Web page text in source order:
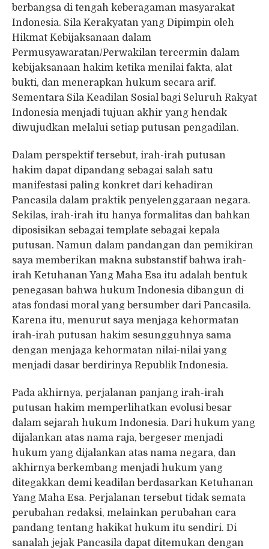
berbangsa di tengah keberagaman masyarakat
Indonesia. Sila Kerakyatan yang Dipimpin oleh
Hikmat Kebijaksanaan dalam
Permusyawaratan/Perwakilan tercermin dalam
kebijaksanaan hakim ketika menilai fakta, alat
bukti, dan menerapkan hukum secara arif.
Sementara Sila Keadilan Sosial bagi Seluruh Rakyat
Indonesia menjadi tujuan akhir yang hendak
diwujudkan melalui setiap putusan pengadilan.
Dalam perspektif tersebut, irah-irah putusan
hakim dapat dipandang sebagai salah satu
manifestasi paling konkret dari kehadiran
Pancasila dalam praktik penyelenggaraan negara.
Sekilas, irah-irah itu hanya formalitas dan bahkan
diposisikan sebagai template sebagai kepala
putusan. Namun dalam pandangan dan pemikiran
saya memberikan makna substanstif bahwa irah-
irah Ketuhanan Yang Maha Esa itu adalah bentuk
penegasan bahwa hukum Indonesia dibangun di
atas fondasi moral yang bersumber dari Pancasila.
Karena itu, menurut saya menjaga kehormatan
irah-irah putusan hakim sesungguhnya sama
dengan menjaga kehormatan nilai-nilai yang
menjadi dasar berdirinya Republik Indonesia.
Pada akhirnya, perjalanan panjang irah-irah
putusan hakim memperlihatkan evolusi besar
dalam sejarah hukum Indonesia. Dari hukum yang
dijalankan atas nama raja, bergeser menjadi
hukum yang dijalankan atas nama negara, dan
akhirnya berkembang menjadi hukum yang
ditegakkan demi keadilan berdasarkan Ketuhanan
Yang Maha Esa. Perjalanan tersebut tidak semata
perubahan redaksi, melainkan perubahan cara
pandang tentang hakikat hukum itu sendiri. Di
sanalah jejak Pancasila dapat ditemukan dengan